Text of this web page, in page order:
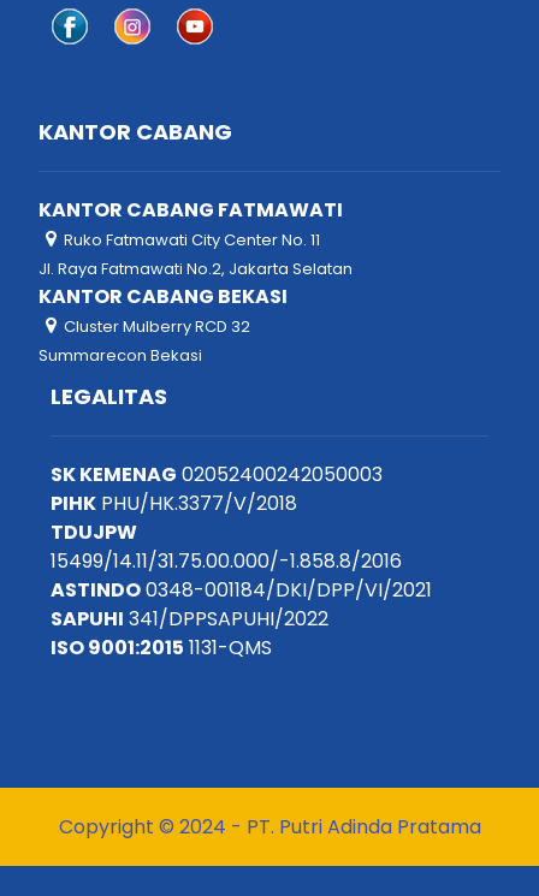
KANTOR CABANG
KANTOR CABANG FATMAWATI
Ruko Fatmawati City Center No. 11
Jl. Raya Fatmawati No.2, Jakarta Selatan
KANTOR CABANG BEKASI
Cluster Mulberry RCD 32
Summarecon Bekasi
LEGALITAS
SK KEMENAG 02052400242050003
PIHK PHU/HK.3377/V/2018
TDUJPW
15499/14.11/31.75.00.000/-1.858.8/2016
ASTINDO0348-001184/DKI/DPP/VI/2021
SAPUHI 341/DPPSAPUHI/2022
ISO 9001:2015 1131-QMS
Copyright © 2024 - PT. Putri Adinda Pratama